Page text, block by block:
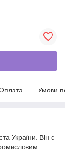
Умови
України. Він є